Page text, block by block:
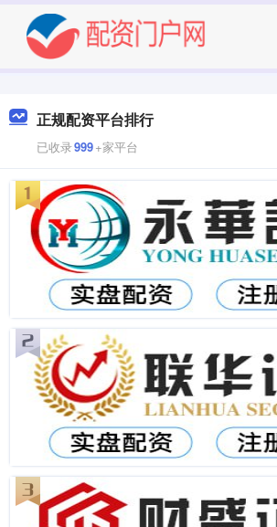
正规配资平台排行
已收录999+家平台